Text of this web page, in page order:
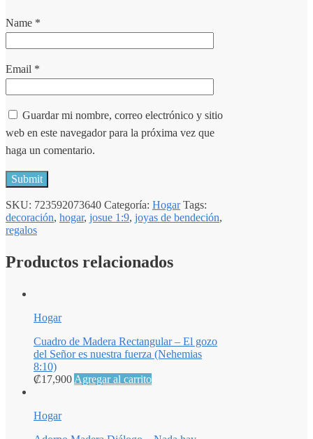
Name *
Email *
Guardar mi nombre, correo electrónico y sitio
web en este navegador para la próxima vez que
haga un comentario.
SKU: 723592073640 Categoría: Hogar Tags:
decoración, hogar, josue 1:9, joyas de bendeción,
regalos
Productos relacionados
Hogar
Cuadro de Madera Rectangular – El gozo
del Señor es nuestra fuerza (Nehemias
8:10)
₡17,900 Agregar al carrito
Hogar